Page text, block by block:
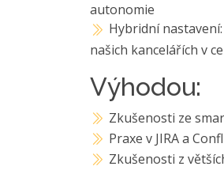
autonomie
Hybridní
našich kancelářích v
Výhodou:
Zkušenosti ze
Praxe v JIRA a
Zkušenosti z